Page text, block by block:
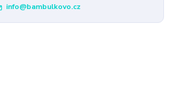
info@bambulkovo.cz